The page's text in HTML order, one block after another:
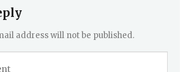
address will not be published.